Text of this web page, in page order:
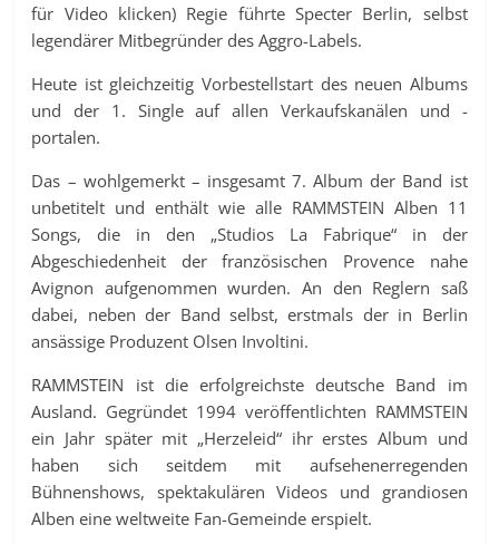
für Video klicken) Regie führte Specter Berlin, selbst
legendärer Mitbegründer des Aggro-Labels.
Heute ist gleichzeitig Vorbestellstart des neuen Albums
und der 1. Single auf allen Verkaufskanälen und -
portalen.
Das – wohlgemerkt – insgesamt 7. Album der Band ist
unbetitelt und enthält wie alle RAMMSTEIN Alben 11
Songs, die in den „Studios La Fabrique“ in der
Abgeschiedenheit der französischen Provence nahe
Avignon aufgenommen wurden. An den Reglern saß
dabei, neben der Band selbst, erstmals der in Berlin
ansässige Produzent Olsen Involtini.
RAMMSTEIN ist die erfolgreichste deutsche Band im
Ausland. Gegründet 1994 veröffentlichten RAMMSTEIN
ein Jahr später mit „Herzeleid“ ihr erstes Album und
haben sich seitdem mit aufsehenerregenden
Bühnenshows, spektakulären Videos und grandiosen
Alben eine weltweite Fan-Gemeinde erspielt.